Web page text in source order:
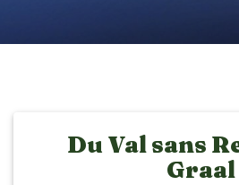
Du Val sans
Graal